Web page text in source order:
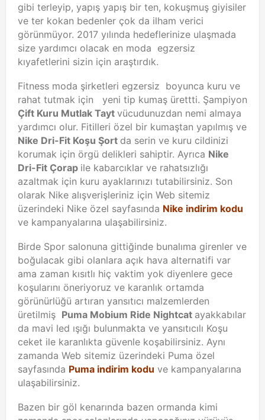
gibi terleyip, yapış yapış bir ten, kokuşmuş giyisiler
ve ter kokan bedenler çok da ilham verici
görünmüyor. 2017 yılında hedeflerinize ulaşmada
size yardımcı olacak en moda egzersiz
kıyafetlerini sizin için araştırdık.
Fitness moda şirketleri egzersiz boyunca kuru ve
rahat tutmak için yeni tip kumaş ürettti. Şampiyon
Çift Kuru Mutlak Tayt vücudunuzdan nemi almaya
yardımcı olur. Fitilleri özel bir kumaştan yapılmış ve
Nike Dri-Fit Koşu Şort da serin ve kuru cildinizi
korumak için örgü delikleri sahiptir. Ayrıca Nike
Dri-Fit Çorap ile kabarcıklar ve rahatsızlığı
azaltmak için kuru ayaklarınızı tutabilirsiniz. Son
olarak Nike alışverişleriniz için Web sitemiz
üzerindeki Nike özel sayfasında Nike indirim kodu
ve kampanyalarına ulaşabilirsiniz.
Birde Spor salonuna gittiğinde bunalıma girenler ve
boğulacak gibi olanlara açık hava alternatifi var
ama zaman kısıtlı hiç vaktim yok diyenlere gece
koşularını öneriyoruz ve karanlık ortamda
görünürlüğü artıran yansıtıcı malzemlerden
üretilmiş Puma Mobium Ride Nightcat ayakkabılar
da mavi led ışığı bulunmakta ve yansıtıcılı Koşu
ceket ile karanlıkta güvenle koşabilirsiniz. Aynı
zamanda Web sitemiz üzerindeki Puma özel
sayfasında Puma indirim kodu ve kampanyalarına
ulaşabilirsiniz.
Bazen bir göl kenarında bazen ormanda kimi